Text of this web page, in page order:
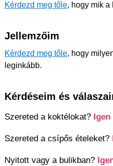
Kérdezd meg tőle, hogy mik a
Jellemzőim
Kérdezd meg tőle, hogy
leginkább.
Kérdéseim és
Szereted a koktélokat? Igen
Szereted a csípős ételeket?
Nyitott vagy a bulikban?